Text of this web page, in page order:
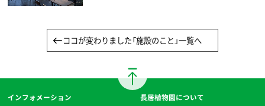
ココが変わりました「施設のこと」一覧へ
インフォメーション
長居植物園について